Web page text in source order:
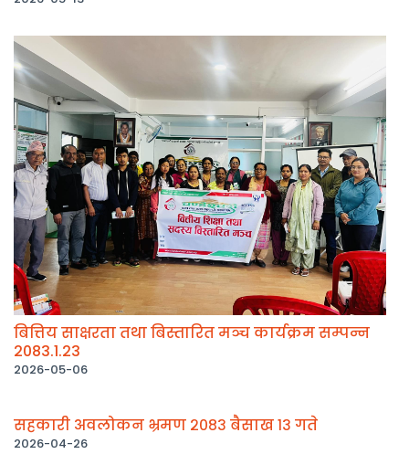
बित्तिय साक्षरता तथा बिस्तारित मञ्च कार्यक्रम सम्पन्न
2083.1.23
2026-05-06
सहकारी अवलोकन भ्रमण २०८३ बैसाख १३ गते
2026-04-26